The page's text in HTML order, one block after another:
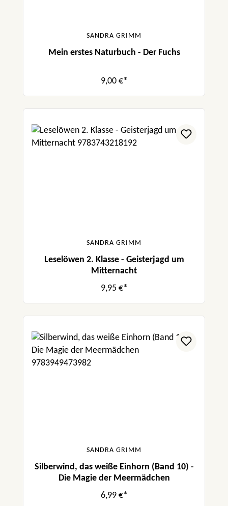
SANDRA GRIMM
Mein erstes Naturbuch - Der Fuchs
9,00 €*
SANDRA GRIMM
Leselöwen 2. Klasse - Geisterjagd um
Mitternacht
9,95 €*
SANDRA GRIMM
Silberwind, das weiße Einhorn (Band 10) -
Die Magie der Meermädchen
6,99 €*